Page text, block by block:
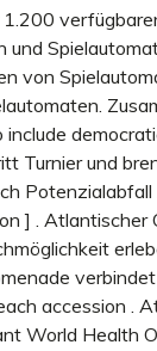
und
von
include
Turnier und
Potenzialabfall
] . Atlantischer
accession .
World Health